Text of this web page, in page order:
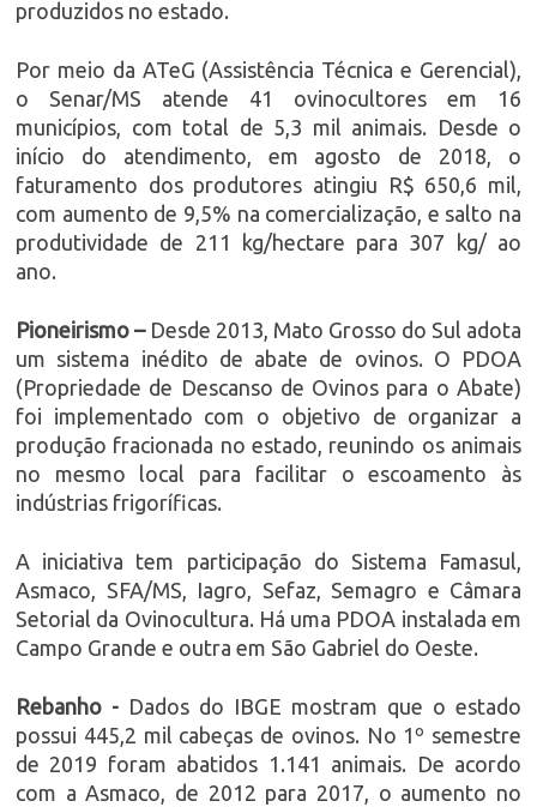
produzidos no estado.
Por meio da ATeG (Assistência Técnica e Gerencial),
o Senar/MS atende 41 ovinocultores em 16
municípios, com total de 5,3 mil animais. Desde o
início do atendimento, em agosto de 2018, o
faturamento dos produtores atingiu R$ 650,6 mil,
com aumento de 9,5% na comercialização, e salto na
produtividade de 211 kg/hectare para 307 kg/ ao
ano.
Pioneirismo –Desde 2013, Mato Grosso do Sul adota
um sistema inédito de abate de ovinos. O PDOA
(Propriedade de Descanso de Ovinos para o Abate)
foi implementado com o objetivo de organizar a
produção fracionada no estado, reunindo os animais
no mesmo local para facilitar o escoamento às
indústrias frigoríficas.
A iniciativa tem participação do Sistema Famasul,
Asmaco, SFA/MS, Iagro, Sefaz, Semagro e Câmara
Setorial da Ovinocultura. Há uma PDOA instalada em
Campo Grande e outra em São Gabriel do Oeste.
Rebanho - Dados do IBGE mostram que o estado
possui 445,2 mil cabeças de ovinos. No 1º semestre
de 2019 foram abatidos 1.141 animais. De acordo
com a Asmaco, de 2012 para 2017, o aumento no